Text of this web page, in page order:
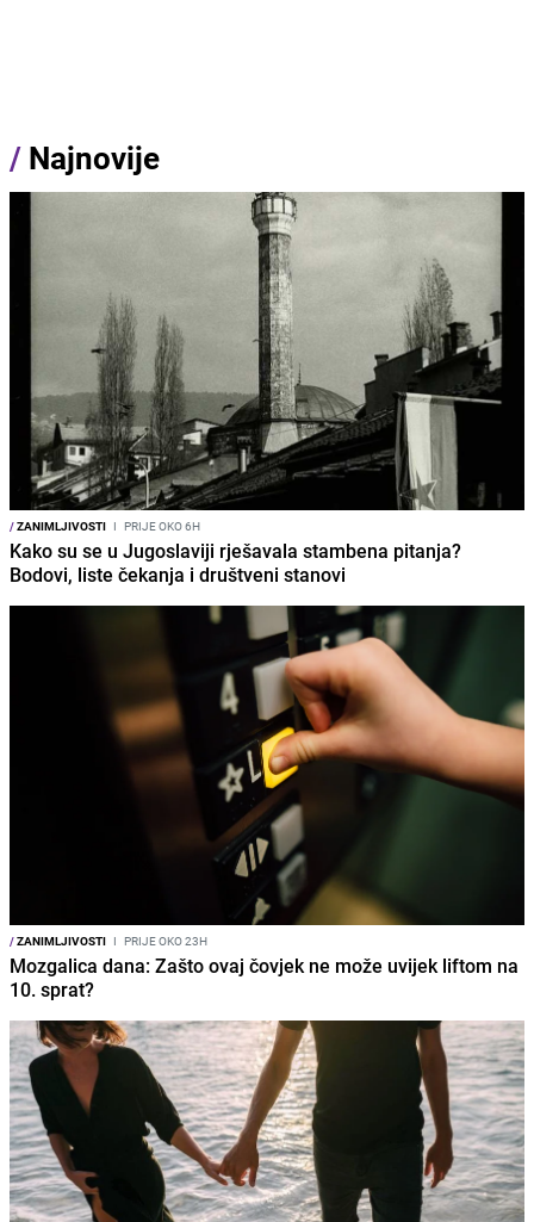
/ Najnovije
/ZANIMLJIVOSTI I PRIJE OKO 6H
Kako su se u Jugoslaviji rješavala stambena pitanja?
Bodovi, liste čekanja i društveni stanovi
/ZANIMLJIVOSTI I PRIJE OKO 23H
Mozgalica dana: Zašto ovaj čovjek ne može uvijek liftom na
10. sprat?